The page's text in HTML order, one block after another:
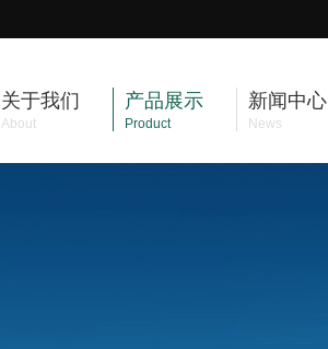
关于我们
About
产品展示
Product
新闻中心
News